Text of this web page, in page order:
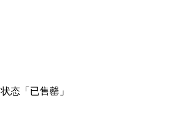
状态「已售罄」